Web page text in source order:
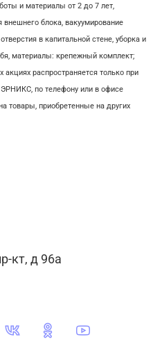
и материалы от 2 до 7 лет,
внешнего блока, вакуумирование
в капитальной стене, уборка и
материалы: крепежный комплект;
распространяется только при
по телефону или в офисе
товары, приобретенные на других
кт, д 96а